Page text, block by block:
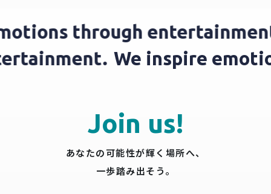
through
We inspire
Join us!
あなたの可能性が輝く場所へ、
一歩踏み出そう。